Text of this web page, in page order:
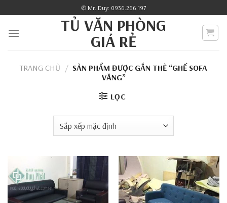
to
content
✆ Mr. Duy: 0936.266.197
TỦ VĂN PHÒNG
GIÁ RẺ
TRANG CHỦ / SẢN PHẨM ĐƯỢC GẮN THẺ “GHẾ SOFA
VĂNG”
LỌC